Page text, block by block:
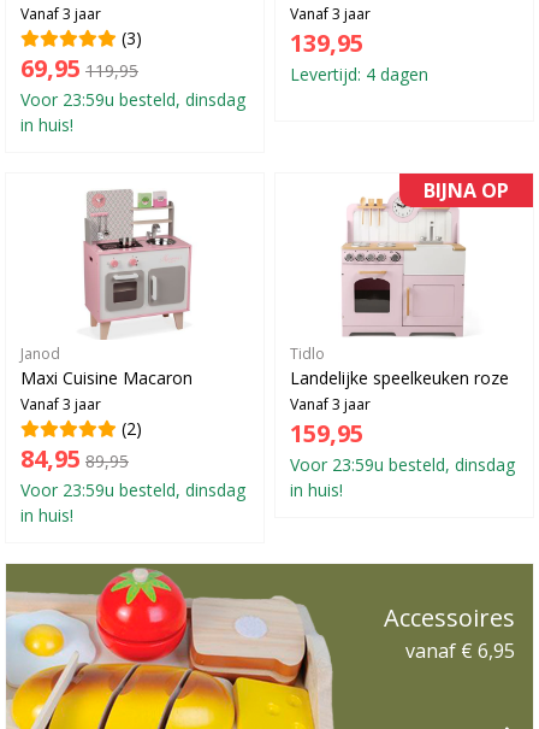
Vanaf 3 jaar
(3)
69,95 119,95
Voor 23:59u besteld, dinsdag
in huis!
Vanaf 3 jaar
139,95
Levertijd: 4 dagen
Janod
Maxi Cuisine Macaron
Vanaf 3 jaar
(2)
84,95 89,95
Voor 23:59u besteld, dinsdag
in huis!
BIJNA OP
Tidlo
Landelijke speelkeuken roze
Vanaf 3 jaar
159,95
Voor 23:59u besteld, dinsdag
in huis!
Accessoires
vanaf € 6,95